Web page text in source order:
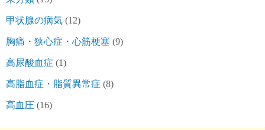
甲状腺の病気 (12)
胸痛・狭心症・心筋梗塞 (9)
高尿酸血症 (1)
高脂血症・脂質異常症 (8)
高血圧 (16)